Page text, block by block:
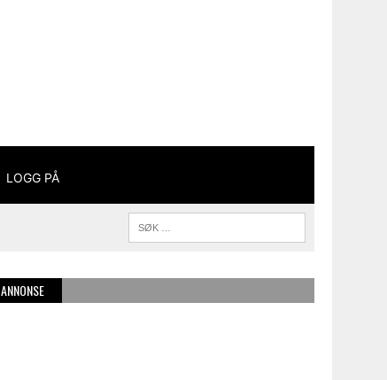
LOGG PÅ
ANNONSE